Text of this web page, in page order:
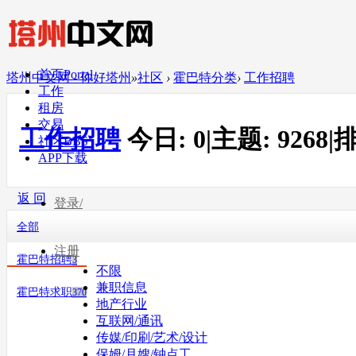
首页Portal
工作
租房
交易
社区BBS
APP下载
登录/
注册
塔州中文网 - 你好塔州 »社区 › 霍巴特分类› 工作招聘
工作招聘 今日: 0|主题: 9268|
返 回
全部
霍巴特招聘3
霍巴特求职370
不限
兼职信息
地产行业
互联网/通讯
传媒/印刷/艺术/设计